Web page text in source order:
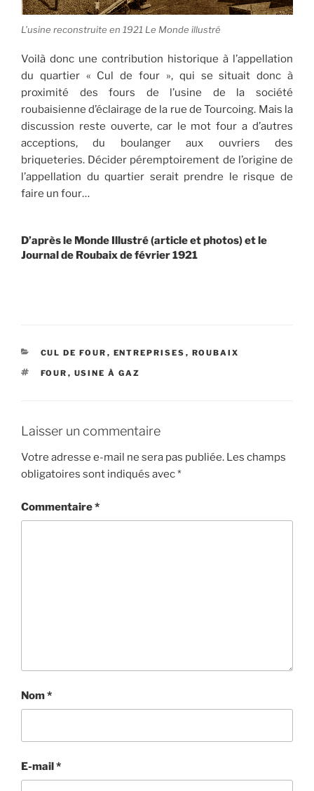
L’usine reconstruite en 1921 Le Monde illustré
Voilà donc une contribution historique à l’appellation
du quartier « Cul de four », qui se situait donc à
proximité des fours de l’usine de la société
roubaisienne d’éclairage de la rue de Tourcoing. Mais la
discussion reste ouverte, car le mot four a d’autres
acceptions, du boulanger aux ouvriers des
briqueteries. Décider péremptoirement de l’origine de
l’appellation du quartier serait prendre le risque de
faire un four…
D’après le Monde Illustré (article et photos) et le
Journal de Roubaix de février 1921
CATÉGORIES
CUL DE FOUR , ENTREPRISES , ROUBAIX
ÉTIQUETTES
FOUR , USINE À GAZ
Laisser un commentaire
Votre adresse e-mail ne sera pas publiée. Les champs
obligatoires sont indiqués avec*
Commentaire*
Nom*
E-mail*